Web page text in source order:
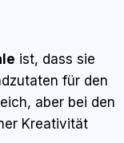
ist, dass sie
für den
aber bei den
Kreativität